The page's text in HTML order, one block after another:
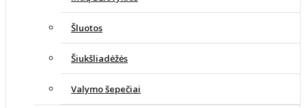
Šluotos
Šiukšliadėžės
Valymo šepečiai